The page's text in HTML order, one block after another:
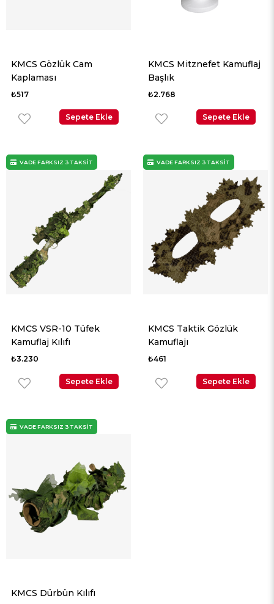
KMCS Gözlük Cam
Kaplaması
₺517
Sepete Ekle
KMCS Mitznefet Kamuflaj
Başlık
₺2.768
Sepete Ekle
KMCS VSR-10 Tüfek
Kamuflaj Kılıfı
₺3.230
Sepete Ekle
VADE FARKSIZ 3 TAKSİT
KMCS Taktik Gözlük
Kamuflajı
₺461
Sepete Ekle
VADE FARKSIZ 3 TAKSİT
KMCS Dürbün Kılıfı
VADE FARKSIZ 3 TAKSİT